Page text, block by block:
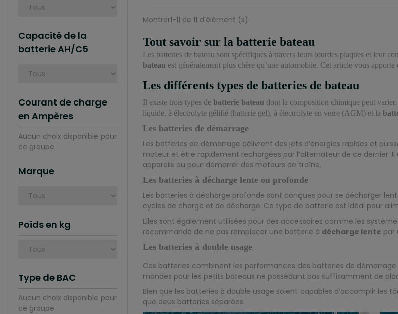
Capacité de la
batterie AH/C5
Courant de charge
en Ampères
Aucun choix disponible pour
ce groupe
Marque
Poids en kg
Type de BAC
Aucun choix disponible pour
ce groupe
Montrer1-11 de 11 d'élément (s)
Tout savoir sur la batterie bateau
Les batteries de bateau sont spécifiques à travers leurs lourdes plaques et leur
bateau est généralement plus chère qu’une automobile. Cet article vous
Les différents types de batteries de bateau
Il existe trois types de batterie bateau dont la composition chimique peut
liquide, à électrolyte gélifié (batterie gel), à électrolyte en verre (AGM) et la
Les batteries de démarrage
Les batteries de démarrage délivrent des jets d’énergies rapides et
moteur et être rapidement rechargées par l’alternateur de ce dernier. Il
appareils ou pour démarrer des moteurs de traîne.
Les batteries à décharge lente ou profonde
Les batteries à décharge profonde sont conçues pour se décharger
cycles de charge et de décharge. Ce type de batterie est idéal pour
Elles sont également utilisées pour des accessoires comme les
recommandé de ne pas remplacer une batterie à décharge lente par
Les batteries à double usage
Ces batteries combinent les performances des batteries de
mondes pour les petits bateaux ne possédant pas suffisamment de
Bien que les batteries à double usage soient capables d’accomplir les
que deux batteries séparées.